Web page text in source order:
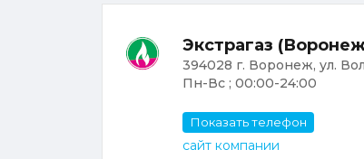
Экстрагаз
394028 г. Воронеж, ул.
Пн-Вс ; 00:00-24:00
Показать телефон
сайт компании